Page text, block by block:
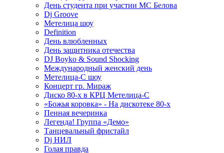
День студента при участии МС Белова
Dj Groove
Метелица шоу
Definition
День влюбленных
День защитника отечества
DJ Boyko & Sound Shocking
Международный женский день
Метелица-С шоу
Концерт гр. Мираж
Диско 80-х в КРЦ Метелица-С
«Божья коровка» - На дискотеке 80-х
Пенная вечеринка
Легенда! Группа «Демо»
Танцевальный фристайл
Dj НИЛ
Голая правда